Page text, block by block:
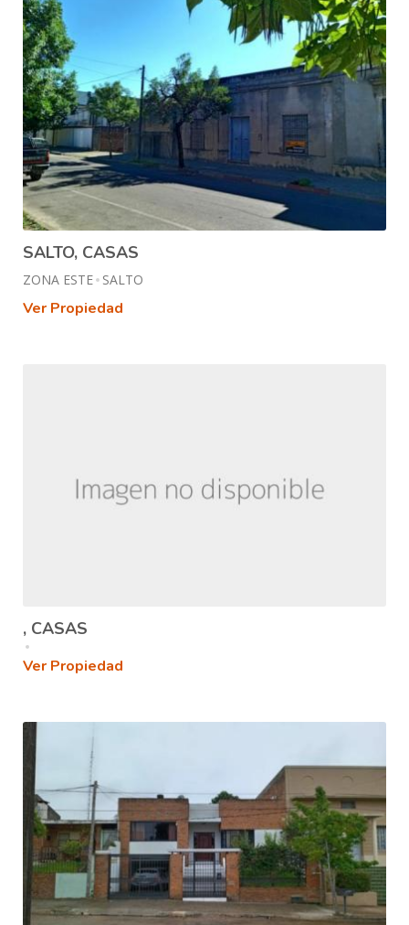
SALTO, CASAS
ZONA ESTE SALTO
Ver Propiedad
, CASAS
Ver Propiedad